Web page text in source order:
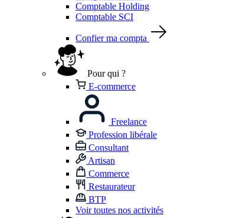
Comptable Holding
Comptable SCI
Confier ma compta
Pour qui ?
E-commerce
Freelance
Profession libérale
Consultant
Artisan
Commerce
Restaurateur
BTP
Voir toutes nos activités